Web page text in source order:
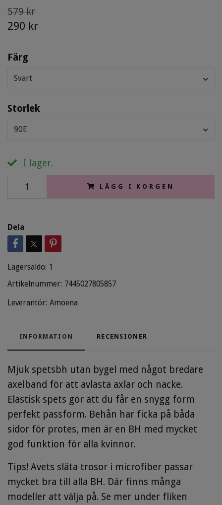
579 kr
290 kr
Färg
Svart
Storlek
90E
I lager.
LÄGG I KORGEN
Dela
Lagersaldo: 1
Artikelnummer: 7445027805857
Leverantör: Amoena
INFORMATION RECENSIONER
Mjuk spetsbh utan bygel med något bredare
axelband för att avlasta axlar och nacke.
Elastisk spets gör att du får en snygg form
perfekt passform. Behån har ficka på båda
sidor för protes, men är en BH med mycket
god funktion för alla kvinnor.
Tips! Avets släta trosor i microfiber passar
mycket bra till alla BH. Där finns många
modeller att välja på. Se mer under fliken